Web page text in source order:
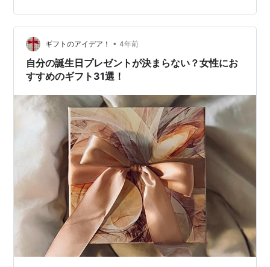
称は ずっと変えずに いました。でも、さすがに、50近
い年齢になってオイラって呼ぶのも ねえｗｗ
ギフトのアイデア！ • 4年前
自分の誕生日プレゼントが決まらない？女性にお
すすめのギフト31選！